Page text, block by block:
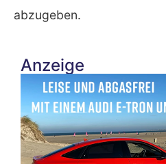
abzugeben.
Anzeige